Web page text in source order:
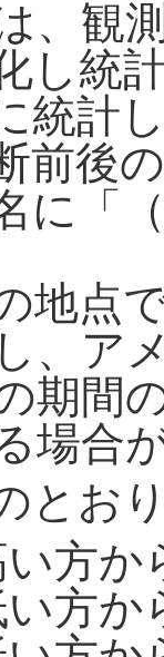
、観
し統
統計
前後
に「
地点
、ア
期間
場合
とお
方か
方か